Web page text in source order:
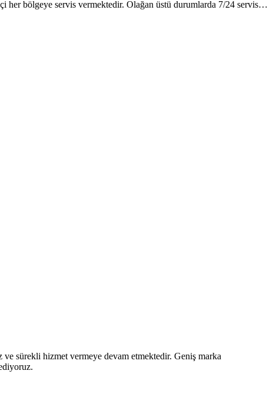
her bölgeye servis vermektedir. Olağan üstü durumlarda 7/24 servis…
sürekli hizmet vermeye devam etmektedir. Geniş marka